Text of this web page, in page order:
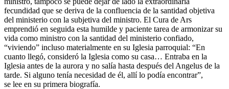
fecundidad que se deriva de la confluencia de la santidad objetiva
del ministerio con la subjetiva del ministro. El Cura de Ars
emprendió en seguida esta humilde y paciente tarea de armonizar su
vida como ministro con la santidad del ministerio confiado,
“viviendo” incluso materialmente en su Iglesia parroquial: “En
cuanto llegó, consideró la Iglesia como su casa… Entraba en la
Iglesia antes de la aurora y no salía hasta después del Angelus de la
tarde. Si alguno tenía necesidad de él, allí lo podía encontrar”,
se lee en su primera biografía.